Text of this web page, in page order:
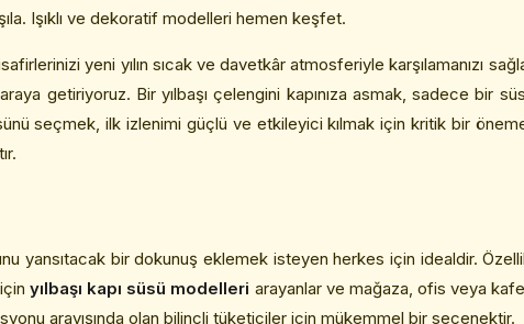
Işıklı ve dekoratif modelleri hemen keşfet.
yeni yılın sıcak ve davetkâr atmosferiyle karşılamanızı
getiriyoruz. Bir yılbaşı çelengini kapınıza asmak, sadece bir
seçmek, ilk izlenimi güçlü ve etkileyici kılmak için kritik bir
yansıtacak bir dokunuş eklemek isteyen herkes için idealdir.
içinyılbaşı kapı süsü modelleri arayanlar ve mağaza, ofis veya
arayışında olan bilinçli tüketiciler için mükemmel bir seçenektir.